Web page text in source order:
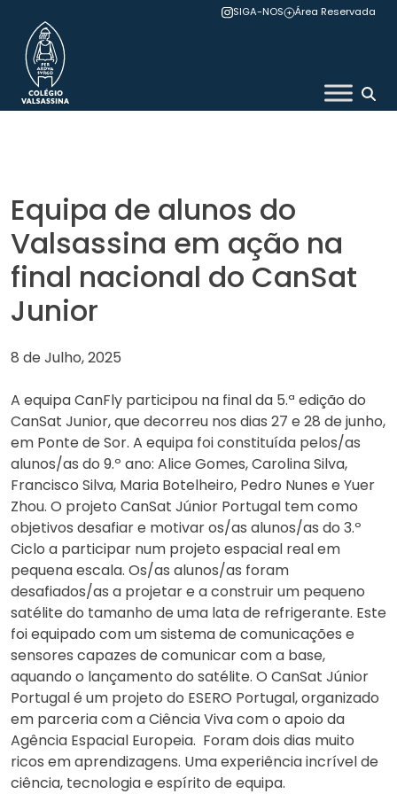
content
SIGA-NOS Área Reservada
Colégio Valsassina
Equipa de alunos do
Valsassina em ação na
final nacional do CanSat
Junior
8 de Julho, 2025
A equipa CanFly participou na final da 5.ª edição do
CanSat Junior, que decorreu nos dias 27 e 28 de junho,
em Ponte de Sor. A equipa foi constituída pelos/as
alunos/as do 9.º ano: Alice Gomes, Carolina Silva,
Francisco Silva, Maria Botelheiro, Pedro Nunes e Yuer
Zhou. O projeto CanSat Júnior Portugal tem como
objetivos desafiar e motivar os/as alunos/as do 3.º
Ciclo a participar num projeto espacial real em
pequena escala. Os/as alunos/as foram
desafiados/as a projetar e a construir um pequeno
satélite do tamanho de uma lata de refrigerante. Este
foi equipado com um sistema de comunicações e
sensores capazes de comunicar com a base,
aquando o lançamento do satélite. O CanSat Júnior
Portugal é um projeto do ESERO Portugal, organizado
em parceria com a Ciência Viva com o apoio da
Agência Espacial Europeia. Foram dois dias muito
ricos em aprendizagens. Uma experiência incrível de
ciência, tecnologia e espírito de equipa.